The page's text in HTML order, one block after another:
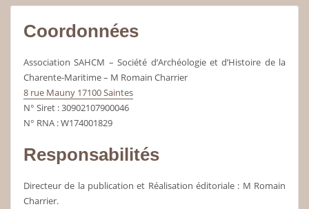
Coordonnées
Association SAHCM – Société d’Archéologie et d’Histoire de la
Charente-Maritime – M Romain Charrier
8 rue Mauny 17100 Saintes
N° Siret : 30902107900046
N° RNA : W174001829
Responsabilités
Directeur de la publication et Réalisation éditoriale : M Romain
Charrier.